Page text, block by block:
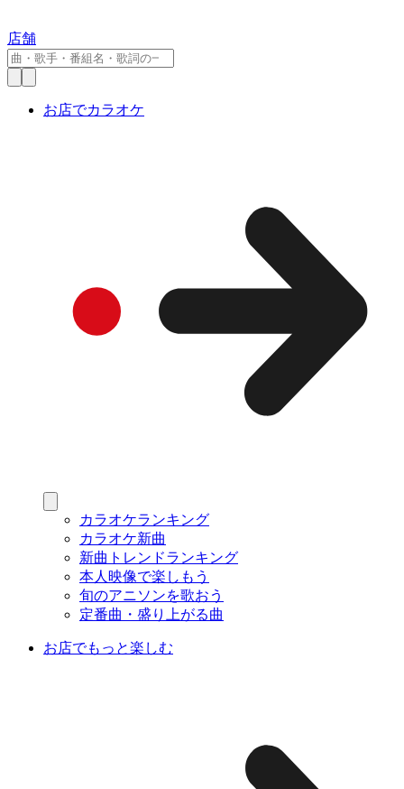
店舗
お店でカラオケ
カラオケランキング
カラオケ新曲
新曲トレンドランキング
本人映像で楽しもう
旬のアニソンを歌おう
定番曲・盛り上がる曲
お店でもっと楽しむ